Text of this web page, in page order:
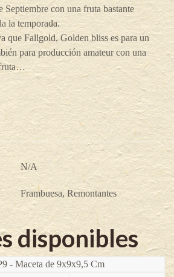
Septiembre con una fruta bastante
la temporada.
que Fallgold, Golden bliss es para un
para producción amateur con una
N/A
Frambuesa,Remontantes
disponibles
- Maceta de 9x9x9,5 Cm